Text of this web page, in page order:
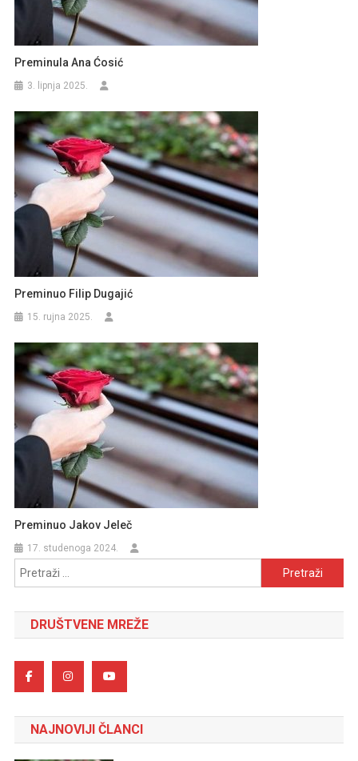
Preminula Ana Ćosić
3. lipnja 2025.
Preminuo Filip Dugajić
15. rujna 2025.
Preminuo Jakov Jeleč
17. studenoga 2024.
Pretraži:
DRUŠTVENE MREŽE
NAJNOVIJI ČLANCI